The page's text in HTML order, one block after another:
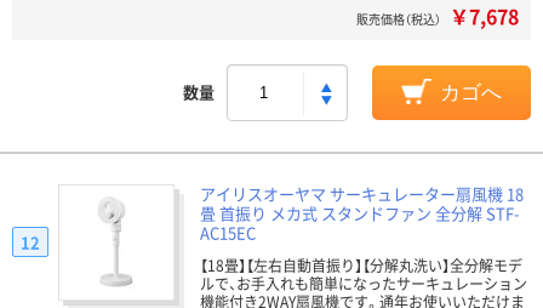
販売価格（税込） ￥7,678
数量 カゴへ
アイリスオーヤマ サーキュレーター扇風機 18
畳 首振り メカ式 スタンドファン 全分解 STF-
AC15EC
【18畳】【左右自動首振り】【分解丸洗い】全分解モデ
ルで、お手入れも簡単になったサーキュレーション
機能付き2WAY扇風機です。通年お使いいただけま
12